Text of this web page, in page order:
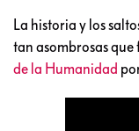
La historia y los
tan asombrosas
de la Humanidad